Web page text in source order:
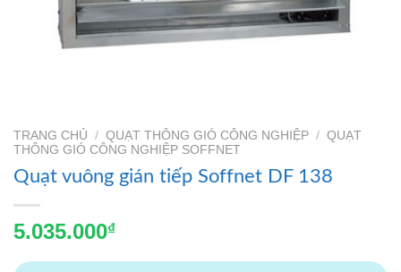
TRANG CHỦ / QUẠT THÔNG GIÓ CÔNG NGHIỆP / QUẠT
THÔNG GIÓ CÔNG NGHIỆP SOFFNET
Quạt vuông gián tiếp Soffnet DF 138
5.035.000₫